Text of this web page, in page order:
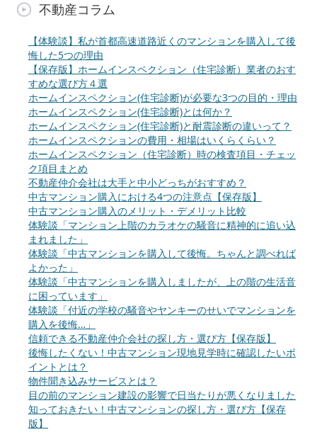
不動産コラム
【体験談】私が首都高速道路近くのマンションを購入して後
悔した5つの理由
【保存版】ホームインスペクション（住宅診断）業者のおす
すめな選び方４選
ホームインスペクション(住宅診断)が必要な3つの目的・理由
ホームインスペクション(住宅診断)とは何か？
ホームインスペクション(住宅診断)と耐震診断の違いって？
ホームインスペクションの費用・相場はいくらくらい？
ホームインスペクション（住宅診断）時の検査項目・チェッ
ク項目まとめ
不動産仲介会社は大手と中小どっちがおすすめ？
中古マンション購入における4つの注意点【保存版】
中古マンション購入のメリット・デメリット比較
体験談「マンション上階のカラオケの騒音に精神的に追い込
まれました」
体験談「中古マンションを購入して後悔。ちゃんと調べれば
よかった」
体験談「中古マンションを購入しましたが、上の階の生活音
に困っています」
体験談「付近の学校の騒音やヤンキーのせいでマンションを
購入を後悔…」
信頼できる不動産仲介会社の探し方・選び方【保存版】
後悔したくない！中古マンション現地見学時に確認したいポ
イントとは？
物件聞き込みサービスとは？
目の前のマンション建設の影響で日当たりが悪くなりました
知っておきたい！中古マンションの探し方・選び方【保存
版】